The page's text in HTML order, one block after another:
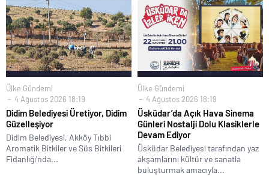
Ülke Gündemi
4 Ağustos 2026 18:19
Didim Belediyesi Üretiyor, Didim
Güzelleşiyor
Didim Belediyesi, Akköy Tıbbi
Aromatik Bitkiler ve Süs Bitkileri
Fidanlığı’nda...
Ülke Gündemi
4 Ağustos 2026 18:19
Üsküdar’da Açık Hava Sinema
Günleri Nostalji Dolu Klasiklerle
Devam Ediyor
Üsküdar Belediyesi tarafından yaz
akşamlarını kültür ve sanatla
buluşturmak amacıyla...